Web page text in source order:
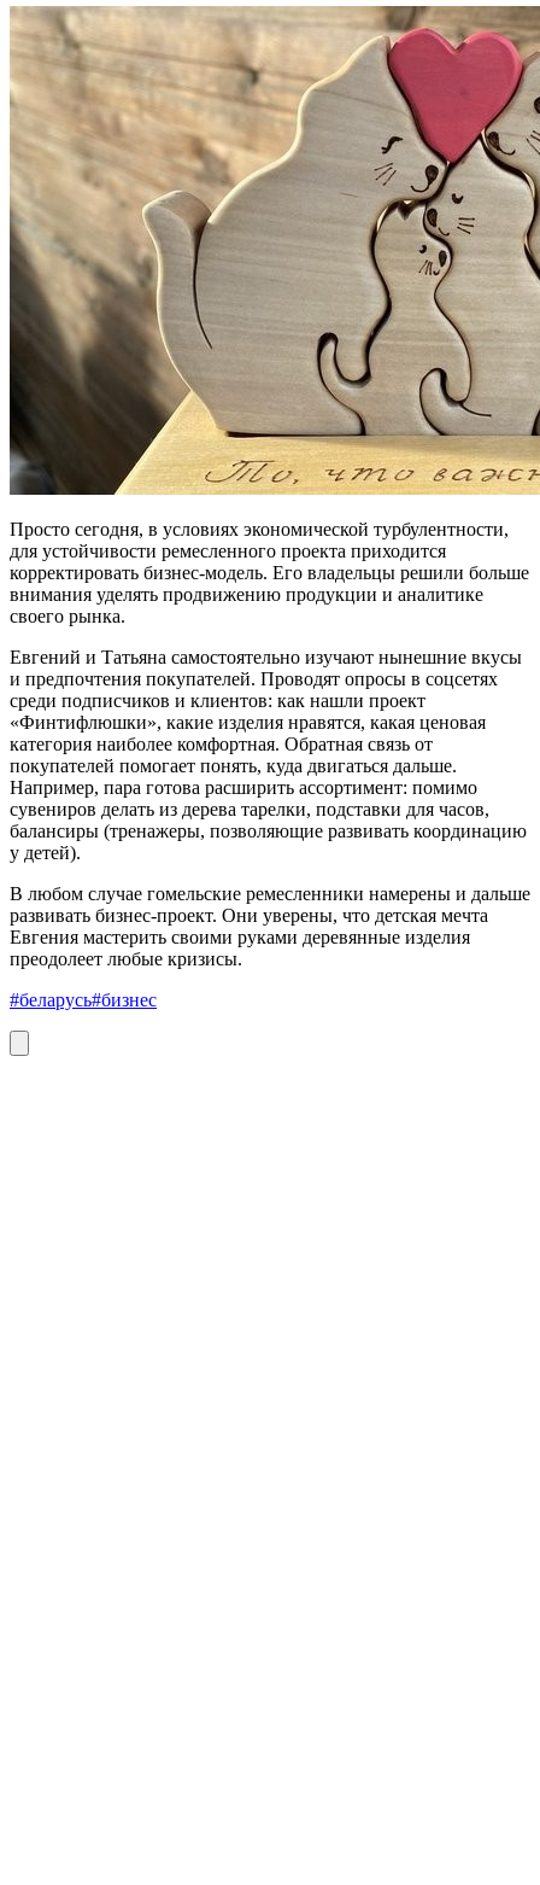
Просто сегодня, в условиях экономической турбулентности,
для устойчивости ремесленного проекта приходится
корректировать бизнес-модель. Его владельцы решили больше
внимания уделять продвижению продукции и аналитике
своего рынка.
Евгений и Татьяна самостоятельно изучают нынешние вкусы
и предпочтения покупателей. Проводят опросы в соцсетях
среди подписчиков и клиентов: как нашли проект
«Финтифлюшки», какие изделия нравятся, какая ценовая
категория наиболее комфортная. Обратная связь от
покупателей помогает понять, куда двигаться дальше.
Например, пара готова расширить ассортимент: помимо
сувениров делать из дерева тарелки, подставки для часов,
балансиры (тренажеры, позволяющие развивать координацию
у детей).
В любом случае гомельские ремесленники намерены и дальше
развивать бизнес-проект. Они уверены, что детская мечта
Евгения мастерить своими руками деревянные изделия
преодолеет любые кризисы.
#беларусь#бизнес